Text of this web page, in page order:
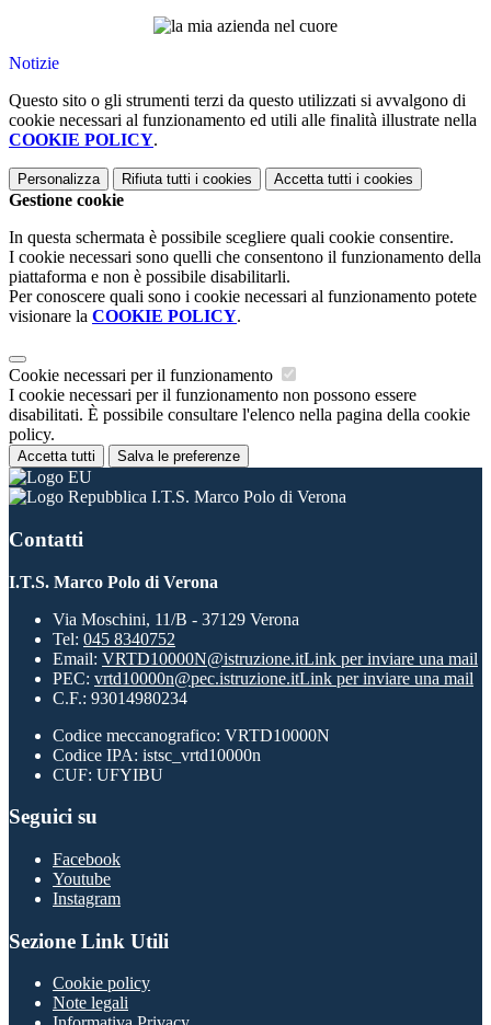
Notizie
Questo sito o gli strumenti terzi da questo utilizzati si avvalgono di
cookie necessari al funzionamento ed utili alle finalità illustrate nella
COOKIE POLICY.
Personalizza Rifiuta tutti i cookies Accetta tutti i cookies
Gestione cookie
In questa schermata è possibile scegliere quali cookie consentire.
I cookie necessari sono quelli che consentono il funzionamento della
piattaforma e non è possibile disabilitarli.
Per conoscere quali sono i cookie necessari al funzionamento potete
visionare la COOKIE POLICY.
Cookie necessari per il funzionamento
I cookie necessari per il funzionamento non possono essere
disabilitati. È possibile consultare l'elenco nella pagina della cookie
policy.
Accetta tutti Salva le preferenze
I.T.S. Marco Polo di Verona
Contatti
I.T.S. Marco Polo di Verona
Via Moschini, 11/B - 37129 Verona
Tel: 045 8340752
Email: VRTD10000N@istruzione.itLink per inviare una mail
PEC: vrtd10000n@pec.istruzione.itLink per inviare una mail
C.F.: 93014980234
Codice meccanografico: VRTD10000N
Codice IPA: istsc_vrtd10000n
CUF: UFYIBU
Seguici su
Facebook
Youtube
Instagram
Sezione Link Utili
Cookie policy
Note legali